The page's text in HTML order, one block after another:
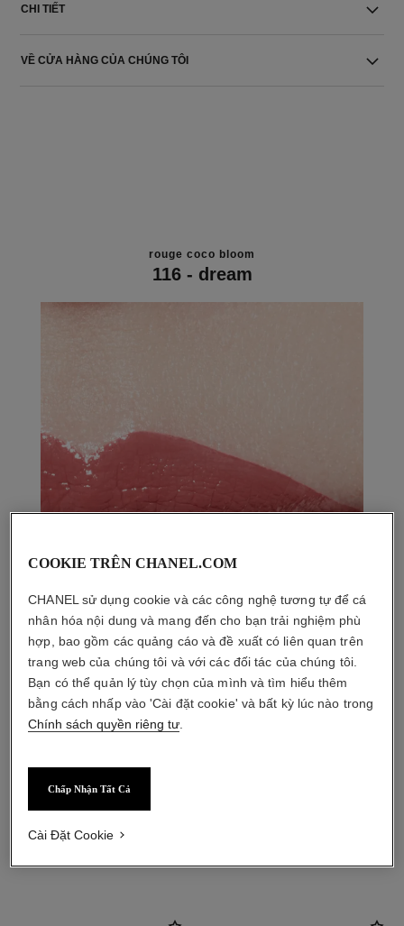
CHI TIẾT
VỀ CỬA HÀNG CỦA CHÚNG TÔI
rouge coco bloom
116 - dream
COOKIE TRÊN CHANEL.COM
CHANEL sử dụng cookie và các công nghệ tương tự để cá
nhân hóa nội dung và mang đến cho bạn trải nghiệm phù
hợp, bao gồm các quảng cáo và đề xuất có liên quan trên
trang web của chúng tôi và với các đối tác của chúng tôi.
Bạn có thể quản lý tùy chọn của mình và tìm hiểu thêm
bằng cách nhấp vào 'Cài đặt cookie' và bất kỳ lúc nào trong
Chính sách quyền riêng tư
Chấp Nhận Tất Cả
Cài Đặt Cookie